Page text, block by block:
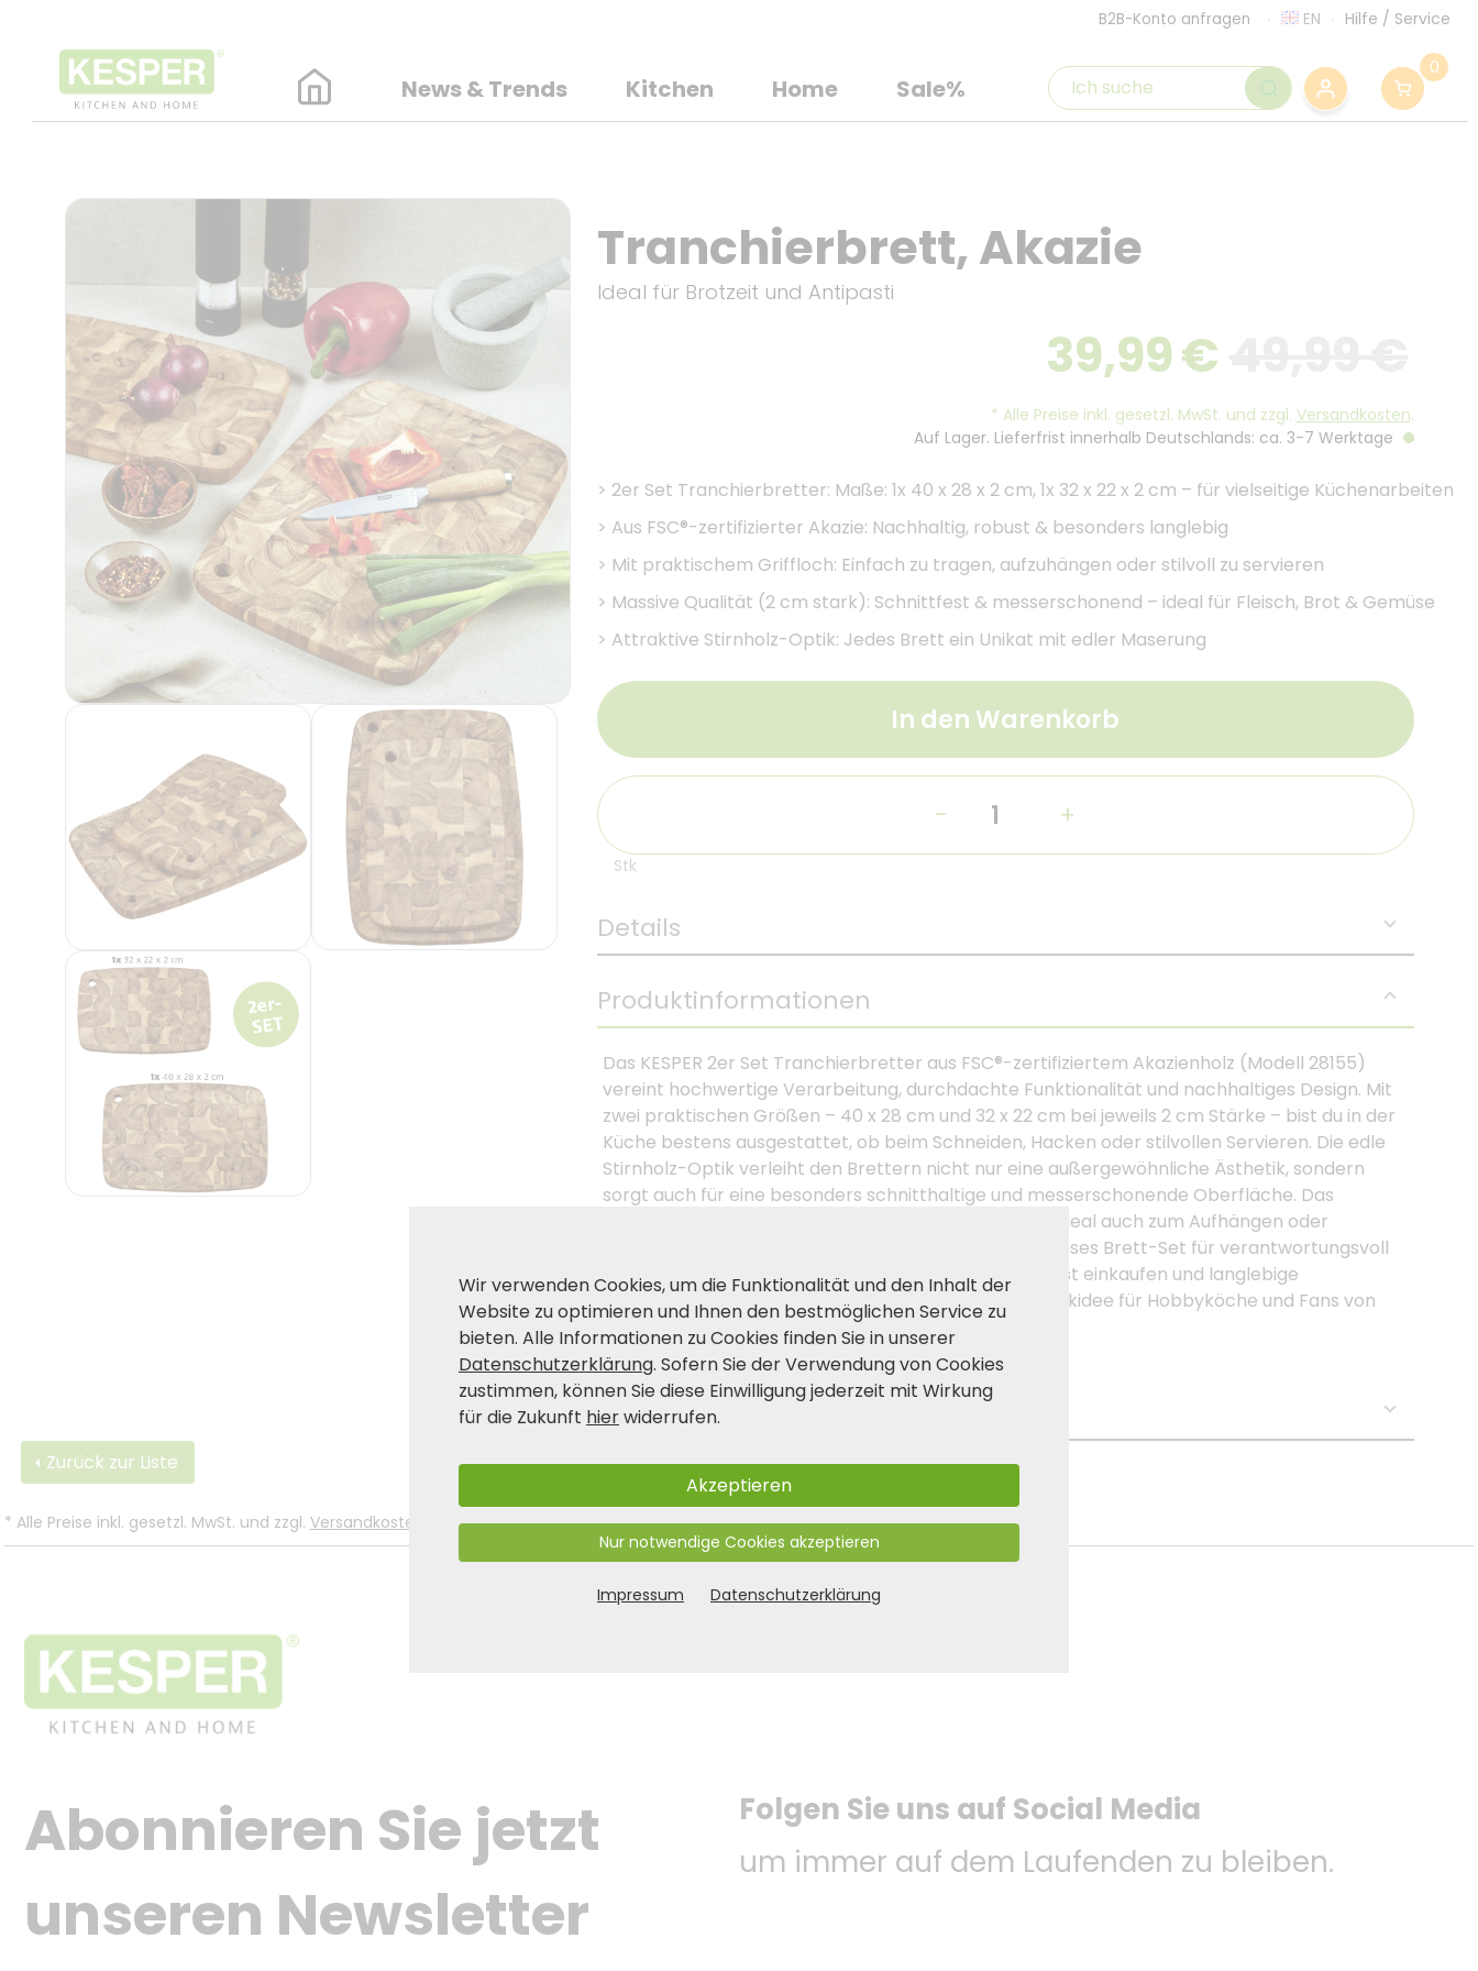
B2B-Konto anfragen EN Hilfe / Service
News & Trends Kitchen Home Sale%
0
Tranchierbrett, Akazie
Ideal für Brotzeit und Antipasti
39,99€
* Alle Preise inkl. gesetzl. MwSt. und zzgl. Versandkosten.
Auf Lager. Lieferfrist innerhalb Deutschlands: ca. 3-7 Werktage
> 2er Set Tranchierbretter: Maße: 1x 40 x 28 x 2 cm, 1x 32 x 22 x 2 cm – für vielseitige Küchenarbeiten
> Aus FSC®-zertifizierter Akazie: Nachhaltig, robust & besonders langlebig
> Mit praktischem Griffloch: Einfach zu tragen, aufzuhängen oder stilvoll zu servieren
> Massive Qualität (2 cm stark): Schnittfest & messerschonend – ideal für Fleisch, Brot & Gemüse
> Attraktive Stirnholz-Optik: Jedes Brett ein Unikat mit edler Maserung
In den Warenkorb
- +
Stk
Details
Produktinformationen
Das KESPER 2er Set Tranchierbretter aus FSC®-zertifiziertem Akazienholz (Modell 28155)
vereint hochwertige Verarbeitung, durchdachte Funktionalität und nachhaltiges Design. Mit
zwei praktischen Größen – 40 x 28 cm und 32 x 22 cm bei jeweils 2 cm Stärke – bist du in der
Küche bestens ausgestattet, ob beim Schneiden, Hacken oder stilvollen Servieren. Die edle
Stirnholz-Optik verleiht den Brettern nicht nur eine außergewöhnliche Ästhetik, sondern
sorgt auch für eine besonders schnitthaltige und messerschonende Oberfläche. Das
integrierte Griffloch macht die Handhabung leicht – ideal auch zum Aufhängen oder
Transportieren. Dank der FSC®-Zertifizierung steht dieses Brett-Set für verantwortungsvoll
genutzte Holzressourcen – perfekt für alle, die bewusst einkaufen und langlebige
Küchenhelfer schätzen. Tipp: Auch eine tolle Geschenkidee für Hobbyköche und Fans von
natürlichem Küchendesign!
Produkt- und Sicherheitshinweise:
Zurück zur Liste
* Alle Preise inkl. gesetzl. MwSt. und zzgl. Versandkosten
Abonnieren Sie jetzt
unseren Newsletter
Folgen Sie uns auf Social Media
um immer auf dem Laufenden zu bleiben.
Wir verwenden Cookies, um die Funktionalität und den Inhalt der
Website zu optimieren und Ihnen den bestmöglichen Service zu
bieten. Alle Informationen zu Cookies finden Sie in unserer
Datenschutzerklärung. Sofern Sie der Verwendung von Cookies
zustimmen, können Sie diese Einwilligung jederzeit mit Wirkung
für die Zukunft hierwiderrufen.
Akzeptieren
Nur notwendige Cookies akzeptieren
Impressum Datenschutzerklärung